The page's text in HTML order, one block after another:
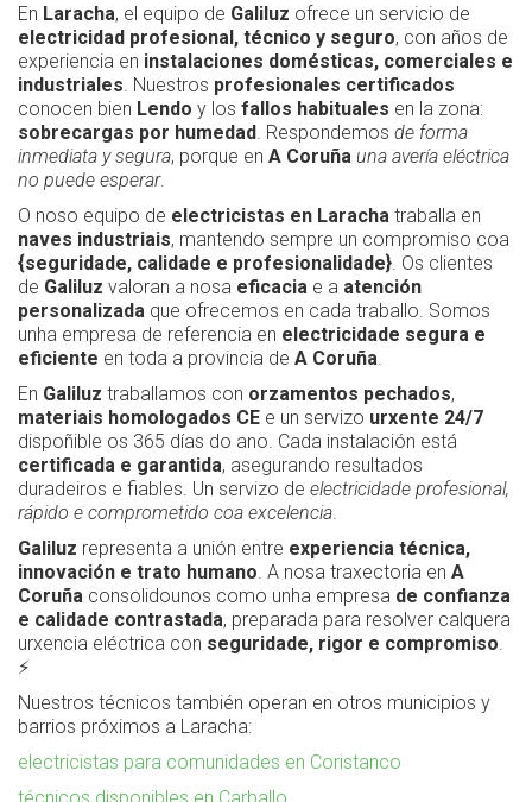
En Laracha, el equipo de Galiluz ofrece un servicio de
electricidad profesional, técnico y seguro, con años de
experiencia en instalaciones domésticas, comerciales e
industriales . Nuestros profesionales certificados
conocen bien Lendo y los fallos habituales en la zona:
sobrecargas por humedad . Respondemos de forma
inmediata y segura, porque en A Coruña una avería eléctrica
no puede esperar.
O noso equipo de electricistas en Laracha traballa en
naves industriais, mantendo sempre un compromiso coa
{seguridade, calidade e profesionalidade} . Os clientes
de Galiluz valoran a nosa eficacia e a atención
personalizada que ofrecemos en cada traballo. Somos
unha empresa de referencia en electricidade segura e
eficiente en toda a provincia de A Coruña
En Galiluz traballamos con orzamentos pechados,
materiais homologados CE e un servizo urxente 24/7
dispoñible os 365 días do ano. Cada instalación está
certificada e garantida, asegurando resultados
duradeiros e fiables. Un servizo de electricidade profesional,
rápido e comprometido coa excelencia
Galiluz representa a unión entre experiencia técnica,
innovación e trato humano . A nosa traxectoria en A
Coruña consolidounos como unha empresa de confianza
e calidade contrastada, preparada para resolver calquera
urxencia eléctrica con seguridade, rigor e compromiso
⚡
Nuestros técnicos también operan en otros municipios y
barrios próximos a Laracha:
electricistas para comunidades en Coristanco